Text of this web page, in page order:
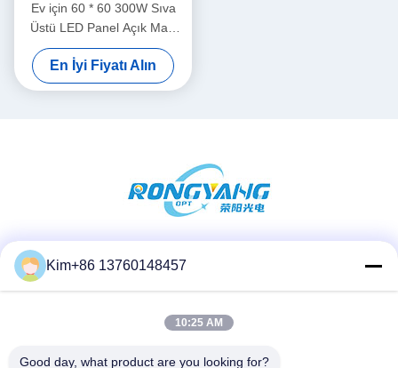
Ev için 60 * 60 300W Sıva
Üstü LED Panel Açık Mavi
Gökyüzü Lambası
En İyi Fiyatı Alın
Sosyal Medya
Kim+86 13760148457
10:25 AM
Good day, what product are you looking for?